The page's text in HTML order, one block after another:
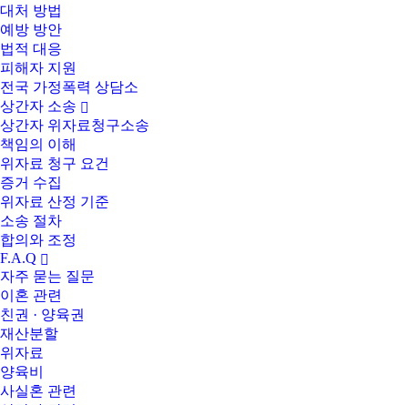
대처 방법
예방 방안
법적 대응
피해자 지원
전국 가정폭력 상담소
상간자 소송
상간자 위자료청구소송
책임의 이해
위자료 청구 요건
증거 수집
위자료 산정 기준
소송 절차
합의와 조정
F.A.Q
자주 묻는 질문
이혼 관련
친권 · 양육권
재산분할
위자료
양육비
사실혼 관련